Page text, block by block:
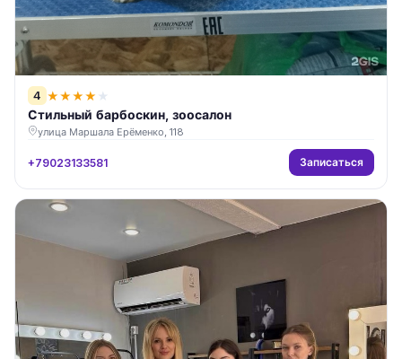
4 ★★★★ ★
Стильный барбоскин, зоосалон
улица Маршала Ерёменко, 118
+79023133581 Записаться